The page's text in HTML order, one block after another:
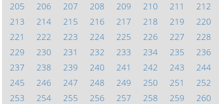
205
206 207 208 209 210 211
212
213
214 215 216 217 218 219
220
221
222 223 224 225 226 227
228
229
230 231 232 233 234 235
236
237
238 239 240 241 242 243
244
245
246 247 248 249 250 251
252
253
254 255 256 257 258 259
260